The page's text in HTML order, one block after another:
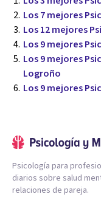
Los 7 mejores
Los 12 mejores
Los 9 mejores
Los 9 mejores
Logroño
Los 9 mejores
Psicología para
diarios sobre salud
relaciones de pareja.